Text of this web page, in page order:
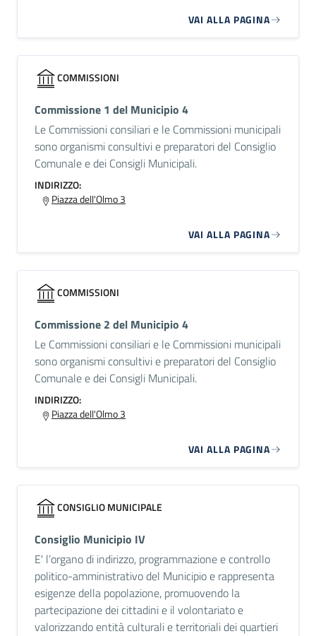
VAI ALLA PAGINA
COMMISSIONI
Commissione 1 del Municipio 4
Le Commissioni consiliari e le Commissioni municipali
sono organismi consultivi e preparatori del Consiglio
Comunale e dei Consigli Municipali.
INDIRIZZO:
Piazza dell'Olmo 3
VAI ALLA PAGINA
COMMISSIONI
Commissione 2 del Municipio 4
Le Commissioni consiliari e le Commissioni municipali
sono organismi consultivi e preparatori del Consiglio
Comunale e dei Consigli Municipali.
INDIRIZZO:
Piazza dell'Olmo 3
VAI ALLA PAGINA
CONSIGLIO MUNICIPALE
Consiglio Municipio IV
E' l’organo di indirizzo, programmazione e controllo
politico-amministrativo del Municipio e rappresenta
esigenze della popolazione, promuovendo la
partecipazione dei cittadini e il volontariato e
valorizzando entità culturali e territoriali dei quartieri